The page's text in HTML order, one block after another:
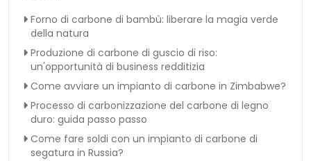
Forno di carbone di bambù: liberare la magia verde
della natura
Produzione di carbone di guscio di riso:
un'opportunità di business redditizia
Come avviare un impianto di carbone in Zimbabwe?
Processo di carbonizzazione del carbone di legno
duro: guida passo passo
Come fare soldi con un impianto di carbone di
segatura in Russia?